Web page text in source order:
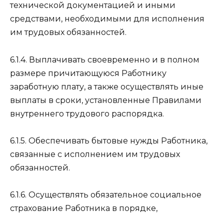
технической документацией и иными
средствами, необходимыми для исполнения
им трудовых обязанностей.
6.1.4. Выплачивать своевременно и в полном
размере причитающуюся Работнику
заработную плату, а также осуществлять иные
выплаты в сроки, установленные Правилами
внутреннего трудового распорядка.
6.1.5. Обеспечивать бытовые нужды Работника,
связанные с исполнением им трудовых
обязанностей.
6.1.6. Осуществлять обязательное социальное
страхование Работника в порядке,